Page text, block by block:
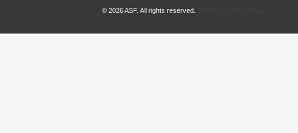
© 2026 ASF. All rights reserved.